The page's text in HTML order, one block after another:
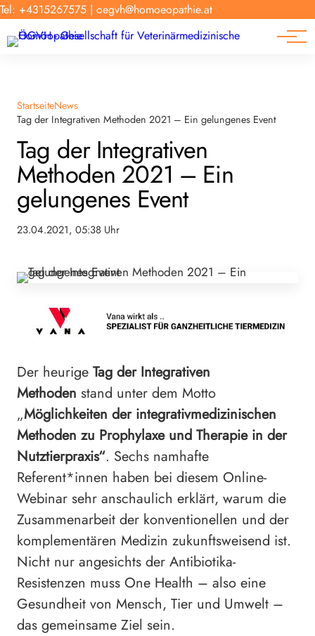
Tel: +4315267575 | oegvh@homoeopathie.at
Tierarzt-Suche
Forschung
News
StartseiteNews
Tag der Integrativen Methoden 2021 – Ein gelungenes Event
Tag der Integrativen
Methoden 2021 – Ein
gelungenes Event
23.04.2021, 05:38 Uhr
Der heurige Tag der Integrativen
Methoden stand unter dem Motto
„Möglichkeiten der integrativmedizinischen
Methoden zu Prophylaxe und Therapie in der
Nutztierpraxis“. Sechs namhafte
Referent*innen haben bei diesem Online-
Webinar sehr anschaulich erklärt, warum die
Zusammenarbeit der konventionellen und der
komplementären Medizin zukunftsweisend ist.
Nicht nur angesichts der Antibiotika-
Resistenzen muss One Health – also eine
Gesundheit von Mensch, Tier und Umwelt –
das gemeinsame Ziel sein.